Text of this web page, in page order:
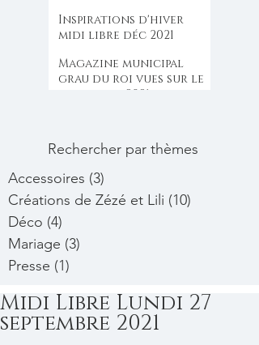
Inspirations d'hiver
midi libre déc 2021
Magazine municipal
grau du roi vues sur le
large oct 2021
Rechercher par thèmes
Accessoires (3)
Créations de Zézé et Lili (10)
Déco (4)
Mariage (3)
Presse (1)
Midi Libre Lundi 27
septembre 2021